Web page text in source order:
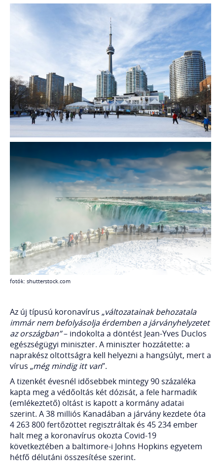
fotók: shutterstock.com
Az új típusú koronavírus „változatainak behozatala
immár nem befolyásolja érdemben a járványhelyzetet
az országban”– indokolta a döntést Jean-Yves Duclos
egészségügyi miniszter. A miniszter hozzátette: a
naprakész oltottságra kell helyezni a hangsúlyt, mert a
vírus „még mindig itt van”.
A tizenkét évesnél idősebbek mintegy 90 százaléka
kapta meg a védőoltás két dózisát, a fele harmadik
(emlékeztető) oltást is kapott a kormány adatai
szerint. A 38 milliós Kanadában a járvány kezdete óta
4 263 800 fertőzöttet regisztráltak és 45 234 ember
halt meg a koronavírus okozta Covid-19
következtében a baltimore-i Johns Hopkins egyetem
hétfő délutáni összesítése szerint.